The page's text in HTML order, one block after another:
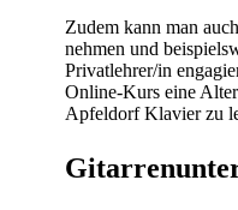
Zudem kann man
nehmen und
Privatlehrer/in
Online-Kurs eine
Apfeldorf Klavier zu